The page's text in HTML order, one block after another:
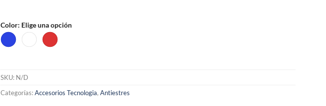
Color: Elige una opción
SKU: N/D
Categorías:Accesorios Tecnologia, Antiestres